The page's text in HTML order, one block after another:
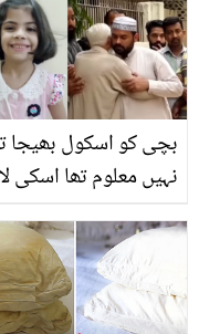
بچی کو اسکول بھیجا
نہیں معلوم تھا اسکی
واپس آئے گی ۔۔
بچی کیسے اللہ کو
ہوئی؟ ویڈیو سامنے